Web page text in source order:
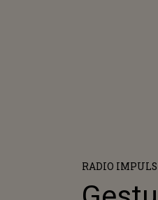
RADIO IMPULS